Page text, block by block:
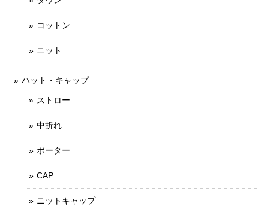
コットン
ニット
ハット・キャップ
ストロー
中折れ
ボーター
CAP
ニットキャップ